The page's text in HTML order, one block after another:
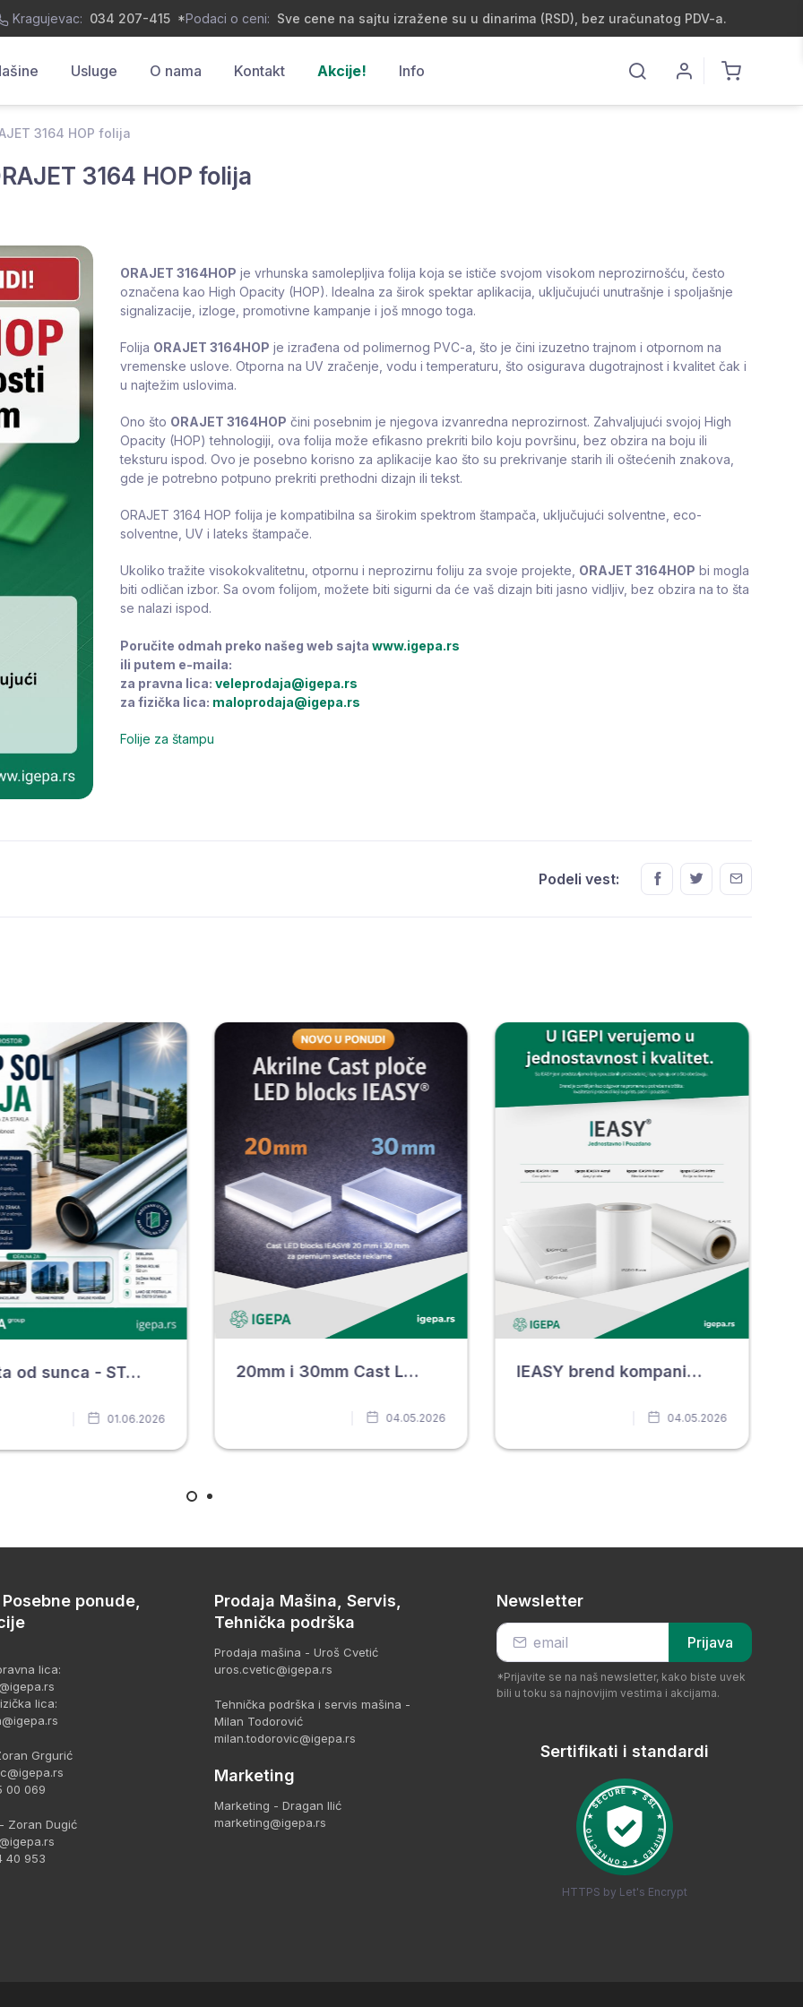
Kragujevac: 034 207-415 *Podaci o ceni: Sve cene na sajtu izražene su u dinarima (RSD), bez uračunatog PDV-a.
Usluge O nama Kontakt Akcije! Info
3164 HOP folija
3164 HOP folija
ORAJET 3164HOP je vrhunska samolepljiva folija koja se ističe svojom visokom neprozirnošću, često
označena kao High Opacity (HOP). Idealna za širok spektar aplikacija, uključujući unutrašnje i spoljašnje
signalizacije, izloge, promotivne kampanje i još mnogo toga.
Folija ORAJET 3164HOP je izrađena od polimernog PVC-a, što je čini izuzetno trajnom i otpornom na
vremenske uslove. Otporna na UV zračenje, vodu i temperaturu, što osigurava dugotrajnost i kvalitet čak i
u najtežim uslovima.
Ono što ORAJET 3164HOP čini posebnim je njegova izvanredna neprozirnost. Zahvaljujući svojoj High
Opacity (HOP) tehnologiji, ova folija može efikasno prekriti bilo koju površinu, bez obzira na boju ili
teksturu ispod. Ovo je posebno korisno za aplikacije kao što su prekrivanje starih ili oštećenih znakova,
gde je potrebno potpuno prekriti prethodni dizajn ili tekst.
ORAJET 3164 HOP folija je kompatibilna sa širokim spektrom štampača, uključujući solventne, eco-
solventne, UV i lateks štampače.
Ukoliko tražite visokokvalitetnu, otpornu i neprozirnu foliju za svoje projekte, ORAJET 3164HOP bi mogla
biti odličan izbor. Sa ovom folijom, možete biti sigurni da će vaš dizajn biti jasno vidljiv, bez obzira na to šta
se nalazi ispod.
Poručite odmah preko našeg web sajta www.igepa.rs
ili putem e-maila:
za pravna lica: veleprodaja@igepa.rs
za fizička lica: maloprodaja@igepa.rs
Folije za štampu
Podeli vest:
Zaštita od sunca - STOP SOL FOLIJA
01.06.2026
20mm i 30mm Cast LED blokovi IEASY
04.05.2026
IEASY brend kompanije IGEPA
04.05.2026
ponude,
lica:
lica:
Grgurić
00 069
Zoran Dugić
40 953
Prodaja Mašina, Servis,
Tehnička podrška
Prodaja mašina - Uroš Cvetić
uros.cvetic@igepa.rs
Tehnička podrška i servis mašina -
Milan Todorović
milan.todorovic@igepa.rs
Marketing
Marketing - Dragan Ilić
marketing@igepa.rs
Newsletter
Prijava
*Prijavite se na naš newsletter, kako biste uvek
bili u toku sa najnovijim vestima i akcijama.
Sertifikati i standardi
HTTPS by Let's Encrypt